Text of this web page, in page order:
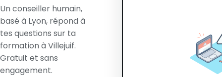
Un conseiller humain,
basé à Lyon, répond à
tes questions sur ta
formation à Villejuif.
Gratuit et sans
engagement.